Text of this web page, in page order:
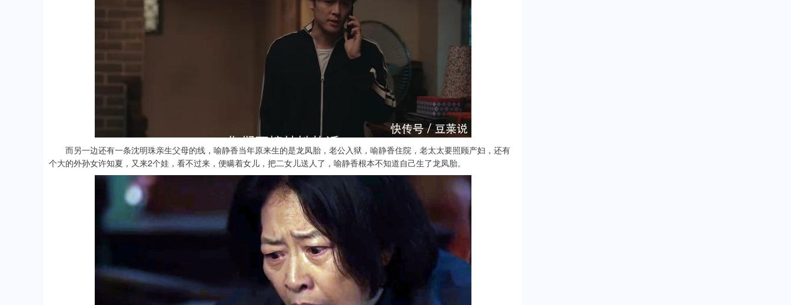
而另一边还有一条沈明珠亲生父母的线，喻静香当年原来生的是龙凤胎，老公入狱，喻静香住院，老太太要照顾产妇，还有
个大的外孙女许知夏，又来2个娃，看不过来，便瞒着女儿，把二女儿送人了，喻静香根本不知道自己生了龙凤胎。